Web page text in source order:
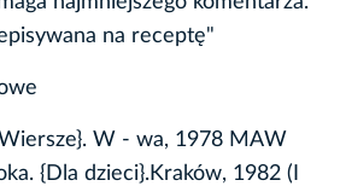
na receptę"
W - wa, 1978 MAW
{Dla dzieci}.Kraków, 1982 (I